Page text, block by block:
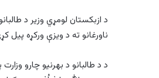
د ازبکستان لومړي وزیر د
ناورغانو ته د ویزې ورکړه پیل
د د طالبانو د بهرنیو چارو